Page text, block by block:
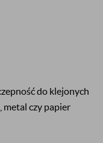
do klejonych
metal czy papier